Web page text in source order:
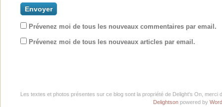
Prévenez moi de tous les nouveaux commentaires par email.
Prévenez moi de tous les nouveaux articles par email.
Les textes et photos présentes sur ce blog sont la propriété de Delight's On,
Delightson powered by